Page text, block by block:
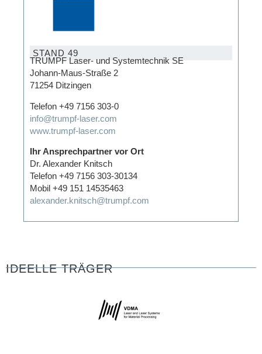
STAND 49
TRUMPF Laser- und Systemtechnik SE
Johann-Maus-Straße 2
71254 Ditzingen
Telefon +49 7156 303-0
info@trumpf-laser.com
www.trumpf-laser.com
Ihr Ansprechpartner vor Ort
Dr. Alexander Knitsch
Telefon +49 7156 303-30134
Mobil +49 151 14535463
alexander.knitsch@trumpf.com
IDEELLE TRÄGER